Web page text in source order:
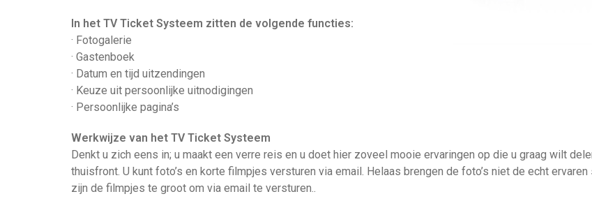
In het TV Ticket Systeem zitten de volgende functies:
· Fotogalerie
· Gastenboek
· Datum en tijd uitzendingen
· Keuze uit persoonlijke uitnodigingen
· Persoonlijke pagina’s
Werkwijze van het TV Ticket Systeem
Denkt u zich eens in; u maakt een verre reis en u doet hier zoveel mooie ervaringen op die u graag wilt
thuisfront. U kunt foto’s en korte filmpjes versturen via email. Helaas brengen de foto’s niet de echt
zijn de filmpjes te groot om via email te versturen..